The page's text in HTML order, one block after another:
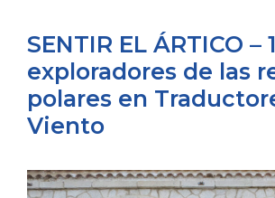
SENTIR EL ÁRTICO –
exploradores de las
polares en
Viento